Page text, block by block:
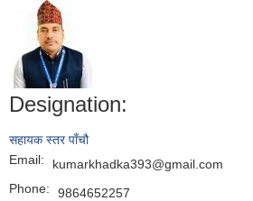
Designation:
सहायक स्तर पाँचौ
Email:
kumarkhadka393@gmail.com
Phone:
9864652257